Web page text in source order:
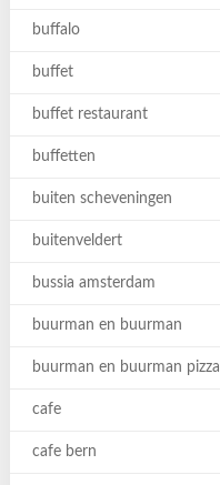
buffalo
buffet
buffet restaurant
buffetten
buiten scheveningen
buitenveldert
bussia amsterdam
buurman en buurman
buurman en buurman pizza
cafe
cafe bern